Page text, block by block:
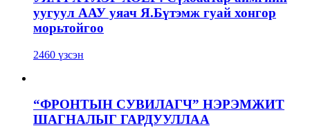
уугуул ААУ уяач Я.Бүтэмж гуай хонгор
морьтойгоо
2460 үзсэн
“ФРОНТЫН СУВИЛАГЧ” НЭРЭМЖИТ
ШАГНАЛЫГ ГАРДУУЛЛАА